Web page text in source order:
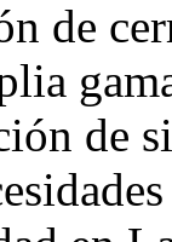
de
de